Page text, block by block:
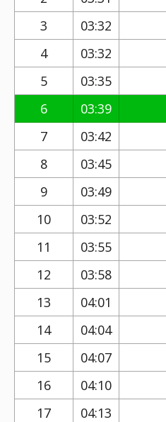
3
03:32
4
03:32
5
03:35
6
03:39
7
03:42
8
03:45
9
03:49
10
03:52
11
03:55
12
03:58
13
04:01
14
04:04
15
04:07
16
04:10
17
04:13